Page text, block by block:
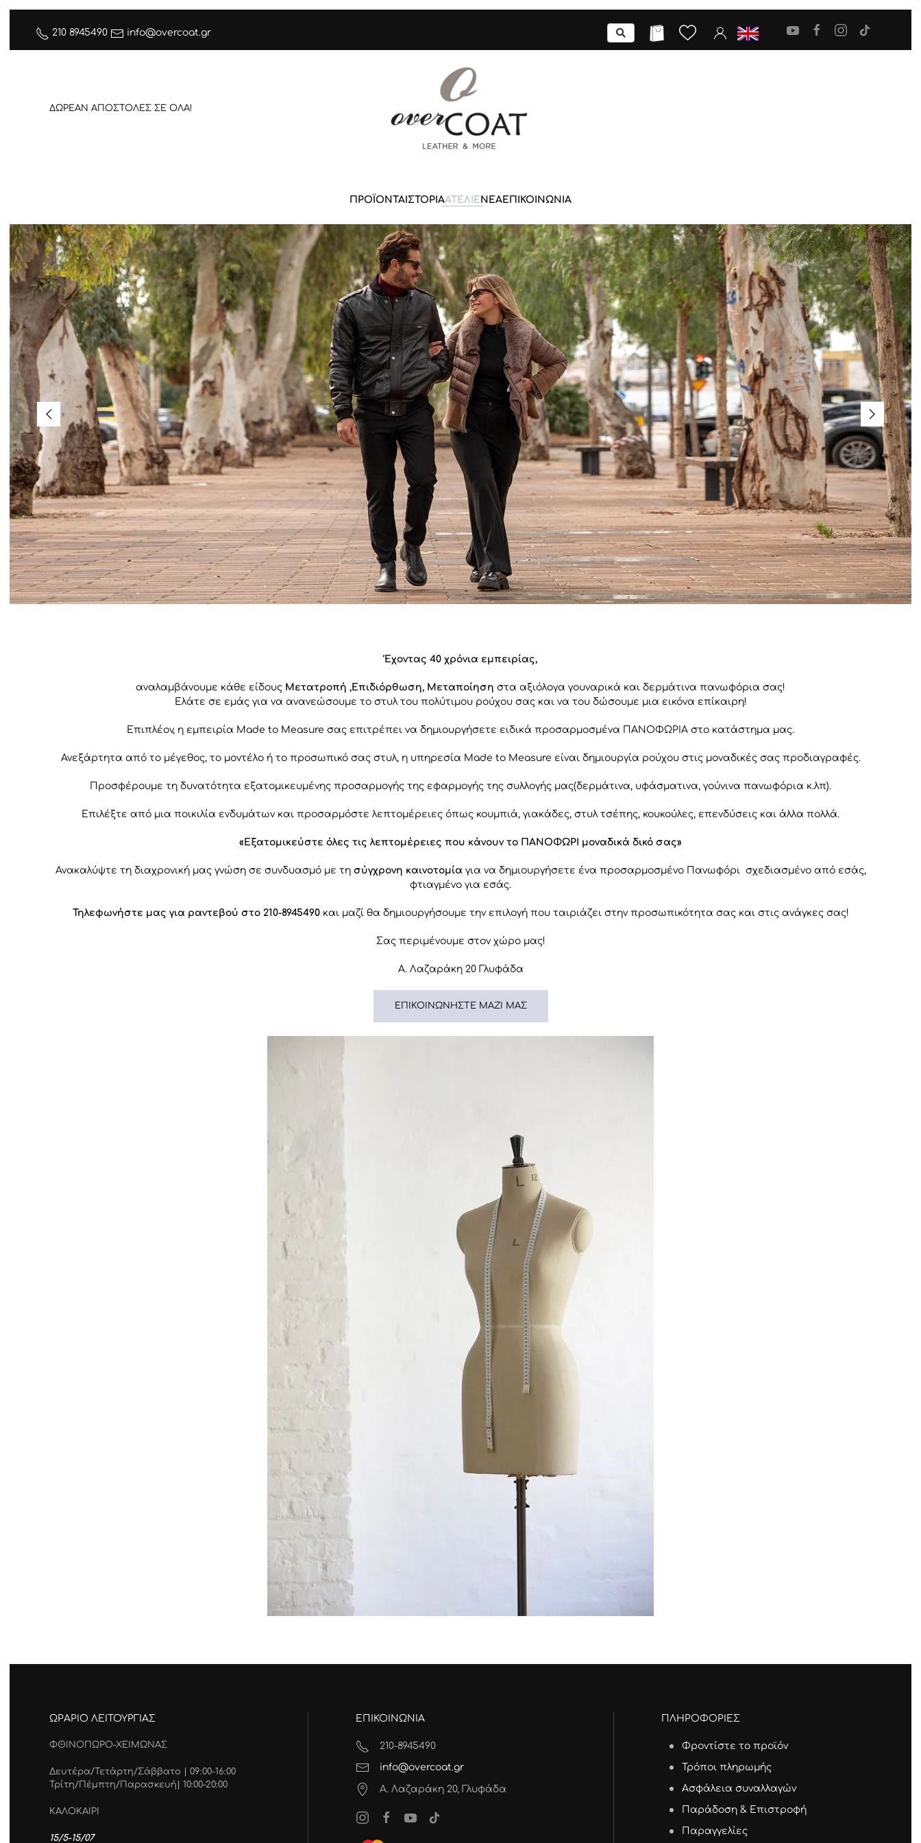
210 8945490 info@overcoat.gr
ΔΩΡΕΑΝ ΑΠΟΣΤΟΛΕΣ ΣΕ ΟΛΑ!
ΠΡΟΪΟΝΤΑΙΣΤΟΡΙΑΑΤΕΛΙΕΝΕΑΕΠΙΚΟΙΝΩΝΙΑ
Έχοντας 40 χρόνια εμπειρίας,
αναλαμβάνουμε κάθε είδους Μετατροπή ,Επιδιόρθωση, Μεταποίηση στα αξιόλογα γουναρικά και δερμάτινα πανωφόρια σας!
Ελάτε σε εμάς για να ανανεώσουμε το στυλ του πολύτιμου ρούχου σας και να του δώσουμε μια εικόνα επίκαιρη!
Επιπλέον, η εμπειρία Made to Measure σας επιτρέπει να δημιουργήσετε ειδικά προσαρμοσμένα ΠΑΝΟΦΩΡΙΑ στο κατάστημα μας.
Ανεξάρτητα από το μέγεθος, το μοντέλο ή το προσωπικό σας στυλ, η υπηρεσία Made to Measure είναι δημιουργία ρούχου στις μοναδικές σας προδιαγραφές.
Προσφέρουμε τη δυνατότητα εξατομικευμένης προσαρμογής της εφαρμογής της συλλογής μας(δερμάτινα, υφάσματινα, γούνινα πανωφόρια κ.λπ).
Επιλέξτε από μια ποικιλία ενδυμάτων και προσαρμόστε λεπτομέρειες όπως κουμπιά, γιακάδες, στυλ τσέπης, κουκούλες, επενδύσεις και άλλα πολλά.
«Εξατομικεύστε όλες τις λεπτομέρειες που κάνουν το ΠΑΝΟΦΩΡΙ μοναδικά δικό σας»
Ανακαλύψτε τη διαχρονική μας γνώση σε συνδυασμό με τη σύγχρονη καινοτομία για να δημιουργήσετε ένα προσαρμοσμένο Πανωφόρι σχεδιασμένο από εσάς,
φτιαγμένο για εσάς.
Τηλεφωνήστε μας για ραντεβού στο 210-8945490και μαζί θα δημιουργήσουμε την επιλογή που ταιριάζει στην προσωπικότητα σας και στις ανάγκες σας!
Σας περιμένουμε στον χώρο μας!
Α. Λαζαράκη 20 Γλυφάδα
ΕΠΙΚΟΙΝΩΝΉΣΤΕ ΜΑΖΊ ΜΑΣ
ΩΡΑΡΙΟ ΛΕΙΤΟΥΡΓΙΑΣ
ΦΘΙΝΟΠΩΡΟ-ΧΕΙΜΩΝΑΣ
Δευτέρα/Τετάρτη/Σάββατο | 09:00-16:00
Τρίτη/Πέμπτη/Παρασκευή| 10:00-20:00
ΚΑΛΟΚΑΙΡΙ
15/5-15/07
ΕΠΙΚΟΙΝΩΝΙΑ
210-8945490
info@overcoat.gr
Α. Λαζαράκη 20, Γλυφάδα
ΠΛΗΡΟΦΟΡΙΕΣ
Φροντίστε το προϊόν
Τρόποι πληρωμής
Ασφάλεια συναλλαγών
Παράδοση & Επιστροφή
Παραγγελίες